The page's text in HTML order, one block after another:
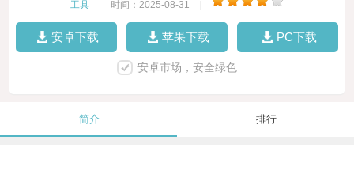
工具 时间：2025-08-31
安卓下载 苹果下载 PC下载
安卓市场，安全绿色
简介 排行